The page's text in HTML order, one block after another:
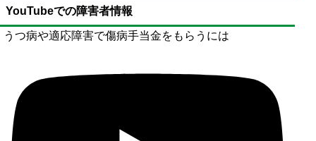
YouTubeでの障害者情報
うつ病や適応障害で傷病手当金をもらうには
標準報酬月額にボーナス（賞与）は含まれるのか？
1年6か月にわたって支給される
傷病手当金の金額や期間、支給日を把握する